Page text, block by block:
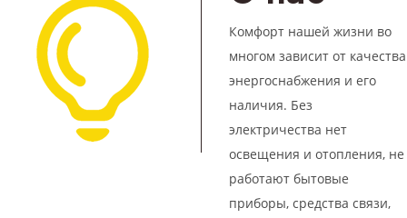
Комфорт нашей жизни во
многом зависит от качества
энергоснабжения и его
наличия. Без
электричества нет
освещения и отопления, не
работают бытовые
приборы, средства связи,